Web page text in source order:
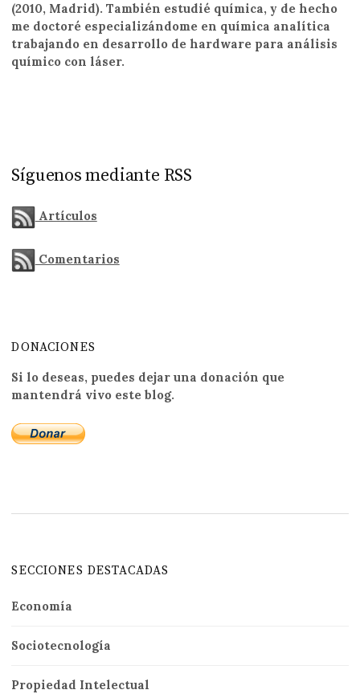
(2010, Madrid). También estudié química, y de hecho
me doctoré especializándome en química analítica
trabajando en desarrollo de hardware para análisis
químico con láser.
Síguenos mediante RSS
Artículos
Comentarios
DONACIONES
Si lo deseas, puedes dejar una donación que
mantendrá vivo este blog.
SECCIONES DESTACADAS
Economía
Sociotecnología
Propiedad Intelectual